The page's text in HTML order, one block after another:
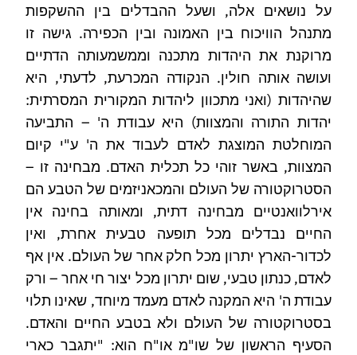
על נושאים אלה, ושעל ההבדלים בין ההשקפות
מתנהל הוויכוח בין האמונה ובין הכפירה. גישה זו
מרוקנת את היהדות מתכנה וממשמעותה הדתיים
ועושה אותה חולין. הנקודה המכרעת, לדעתי, היא
שהיהדות (ואני מתכוון ליהדות המקורית המסרתית:
יהדות התורה והמצוות) היא עבודת ה' – התביעה
המוחלטת המוצגת לאדם לעבוד את ה' ע"י קיום
המצוות, באשר זוהי כל תכלית האדם. מבחינה זו –
הסטרוקטורה של העולם והמכאניזמים של הטבע הם
אירלוואנטיים מבחינה דתית, ומאותה בחינה אין
החיים נבדלים מכל תופעה טבעית אחרת, ואין
לכדור-הארץ יתרון מכל חלק אחר של העולם. אין אף
לאדם, כנתון טבעי, שום יתרון מכל יצור חי אחר – ורק
עבודת ה' היא המקנה לאדם מעמד מיוחד, שאינו תלוי
בסטרוקטורה של העולם ולא בטבע החיים והאדם.
הסעיף הראשון של שו"מ או"ח הוא: "יתגבר כארי